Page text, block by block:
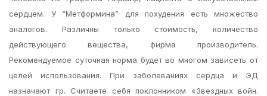
сердцем. У “Метформина” для похудения есть множество
аналогов. Различны только стоимость, количество
действующего вещества, фирма производитель.
Рекомендуемое суточная норма будет во многом зависеть от
целей использования. При заболеваниях сердца и ЭД
назначают гр. Считаете себя поклонником «Звездных войн.